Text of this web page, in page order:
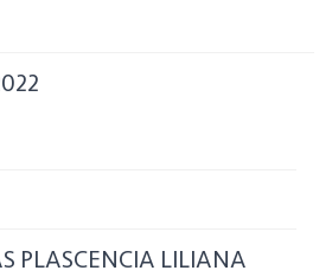
PLASCENCIA LILIANA